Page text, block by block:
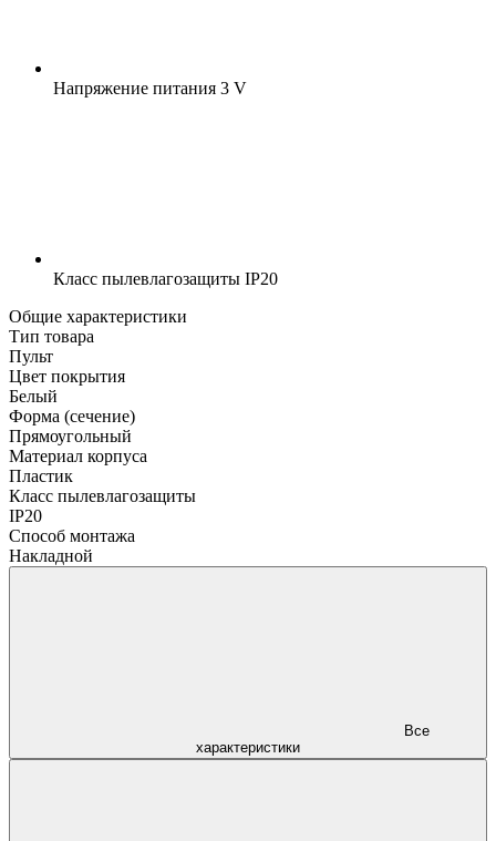
Напряжение питания 3 V
Класс пылевлагозащиты IP20
Общие характеристики
Тип товара
Пульт
Цвет покрытия
Белый
Форма (сечение)
Прямоугольный
Материал корпуса
Пластик
Класс пылевлагозащиты
IP20
Способ монтажа
Накладной
характеристики